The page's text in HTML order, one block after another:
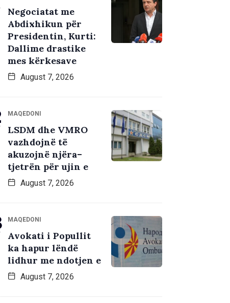
Negociatat me
Abdixhikun për
Presidentin, Kurti:
Dallime drastike
mes kërkesave
August 7, 2026
MAQEDONI
LSDM dhe VMRO
vazhdojnë të
akuzojnë njëra–
tjetrën për ujin e
August 7, 2026
MAQEDONI
Avokati i Popullit
ka hapur lëndë
lidhur me ndotjen e
August 7, 2026